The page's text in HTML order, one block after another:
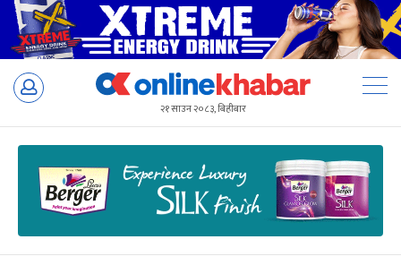
Skip
२१ साउन २०८३, बिहीबार